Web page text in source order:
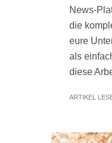
News-
die
eure
als
diese
ARTIKEL